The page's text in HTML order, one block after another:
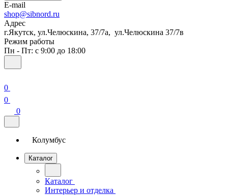
E-mail
shop@sibnord.ru
Адрес
​г.Якутск, ул.Челюскина, 37/7а, ул.Челюскина 37/7в
Режим работы
Пн - Пт: с 9:00 до 18:00
0
0
0
Колумбус
Каталог
Каталог
Интерьер и отделка